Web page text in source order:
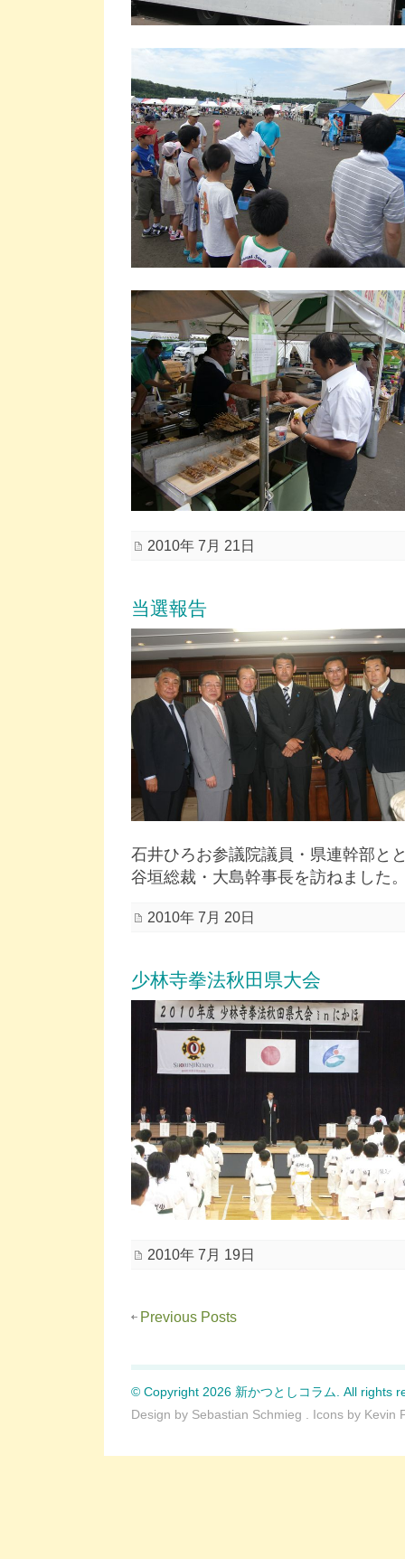
2010年 7月 21日
当選報告
石井ひろお参議院議員・県連幹部と
谷垣総裁・大島幹事長を訪ねました
2010年 7月 20日
少林寺拳法秋田県大会
2010年 7月 19日
Previous Posts
© Copyright 2026 新かつとしコラム. All rights
Design by Sebastian Schmieg . Icons by Kevin